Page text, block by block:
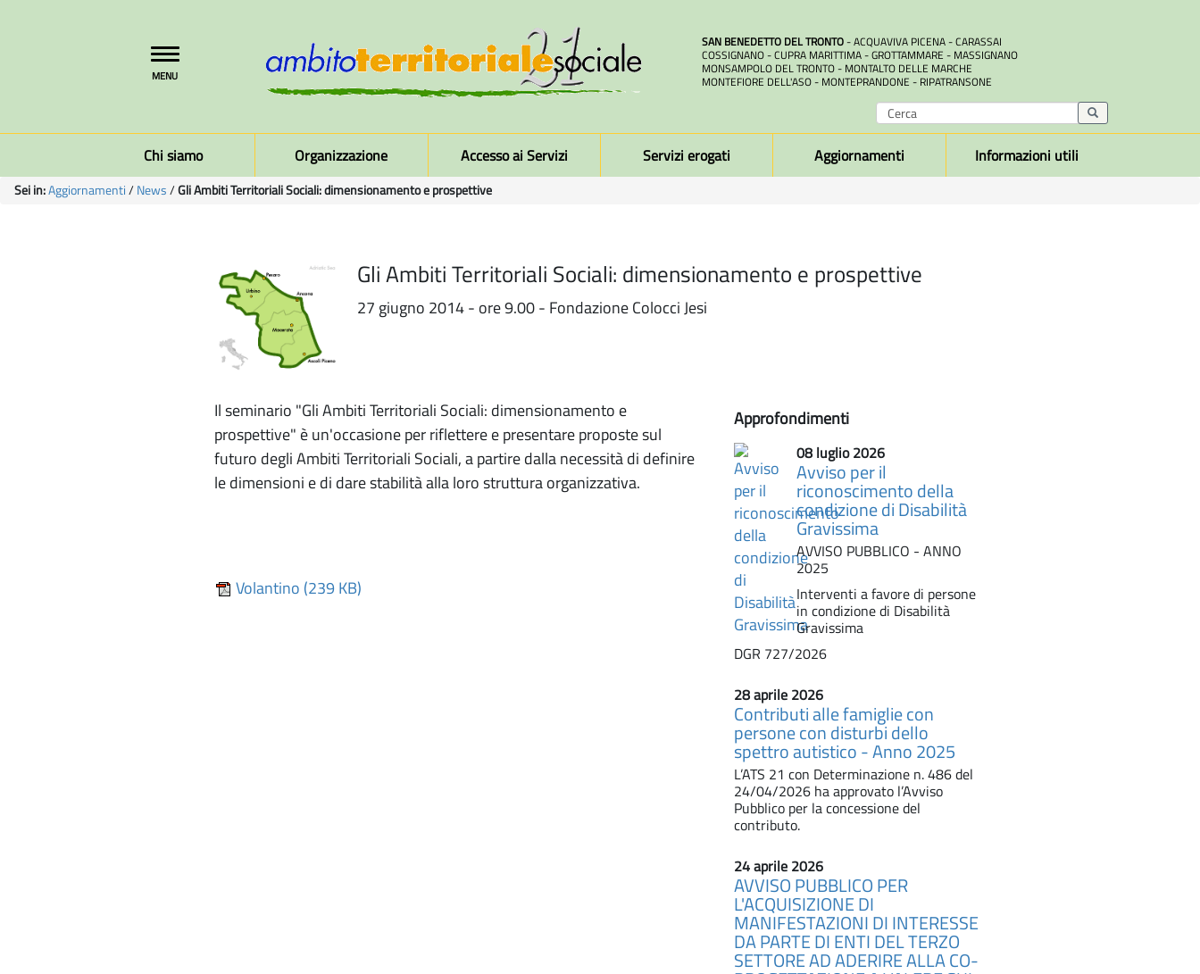
Toggle
navigation
MENU
SAN BENEDETTO DEL TRONTO- ACQUAVIVA PICENA - CARASSAI
COSSIGNANO - CUPRA MARITTIMA - GROTTAMMARE - MASSIGNANO
MONSAMPOLO DEL TRONTO - MONTALTO DELLE MARCHE
MONTEFIORE DELL'ASO - MONTEPRANDONE - RIPATRANSONE
Chi siamo Organizzazione Accesso ai Servizi Servizi erogati Aggiornamenti Informazioni utili
Sei in:Aggiornamenti/News/Gli Ambiti Territoriali Sociali: dimensionamento e prospettive
Gli Ambiti Territoriali Sociali: dimensionamento e prospettive
27 giugno 2014 - ore 9.00 - Fondazione Colocci Jesi
Il seminario "Gli Ambiti Territoriali Sociali: dimensionamento e
prospettive" è un'occasione per riflettere e presentare proposte sul
futuro degli Ambiti Territoriali Sociali, a partire dalla necessità di definire
le dimensioni e di dare stabilità alla loro struttura organizzativa.
Volantino (239 KB)
Approfondimenti
08 luglio 2026
Avviso per il
riconoscimento della
condizione di Disabilità
Gravissima
AVVISO PUBBLICO - ANNO
2025
Interventi a favore di persone
in condizione di Disabilità
Gravissima
DGR 727/2026
28 aprile 2026
Contributi alle famiglie con
persone con disturbi dello
spettro autistico - Anno 2025
L’ATS 21 con Determinazione n. 486 del
24/04/2026 ha approvato l’Avviso
Pubblico per la concessione del
contributo.
24 aprile 2026
AVVISO PUBBLICO PER
L'ACQUISIZIONE DI
MANIFESTAZIONI DI INTERESSE
DA PARTE DI ENTI DEL TERZO
SETTORE AD ADERIRE ALLA CO-